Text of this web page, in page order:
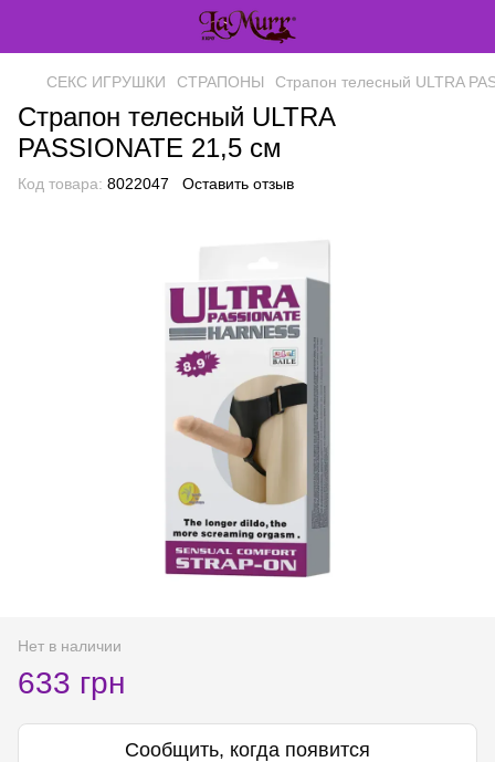
СЕКС ИГРУШКИ СТРАПОНЫ Страпон телесный ULTRA
Страпон телесный ULTRA
PASSIONATE 21,5 см
Код товара: 8022047 Оставить отзыв
Нет в наличии
633 грн
Сообщить, когда появится